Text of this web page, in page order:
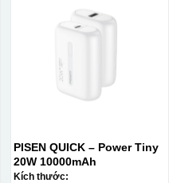
PISEN QUICK – Power Tiny
20W 10000mAh
Kích thước: